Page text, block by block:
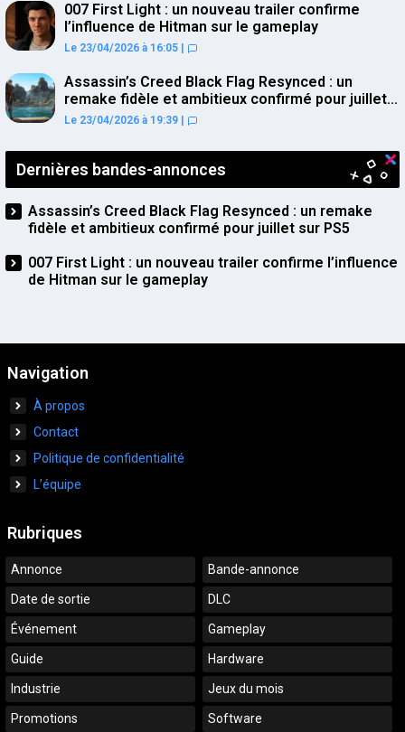
007 First Light : un nouveau trailer confirme
l’influence de Hitman sur le gameplay
Le 23/04/2026 à 16:05
Assassin’s Creed Black Flag Resynced : un
remake fidèle et ambitieux confirmé pour juillet
sur PS5
Le 23/04/2026 à 19:39
Dernières bandes-annonces
Assassin’s Creed Black Flag Resynced : un remake
fidèle et ambitieux confirmé pour juillet sur PS5
007 First Light : un nouveau trailer confirme l’influence
de Hitman sur le gameplay
Navigation
À propos
Contact
Politique de confidentialité
L’équipe
Rubriques
Annonce Bande-annonce
Date de sortie DLC
Événement Gameplay
Guide Hardware
Industrie Jeux du mois
Promotions Software